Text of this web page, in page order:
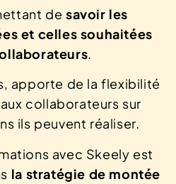
de savoir les
et celles souhaitées
.
apporte de la flexibilité
collaborateurs sur
ils peuvent réaliser.
avec Skeely est
la stratégie de montée